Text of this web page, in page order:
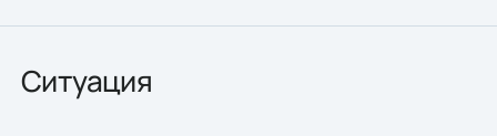
Ситуация